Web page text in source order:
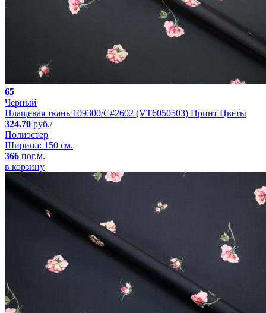
65
Черный
Плащевая ткань 109300/C#2602 (VT6050503) Принт Цветы
324.70 руб./
Полиэстер
Ширина: 150 см.
366 пог.м.
в корзину